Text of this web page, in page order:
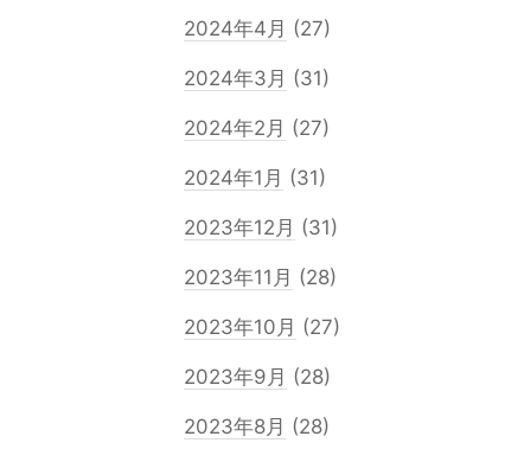
2024年4月 (27)
2024年3月 (31)
2024年2月 (27)
2024年1月 (31)
2023年12月 (31)
2023年11月 (28)
2023年10月 (27)
2023年9月 (28)
2023年8月 (28)